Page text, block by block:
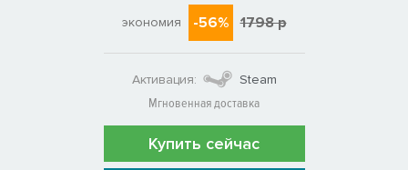
экономия -56% 1798 р
Активация:
Steam
Мгновенная доставка
Купить сейчас